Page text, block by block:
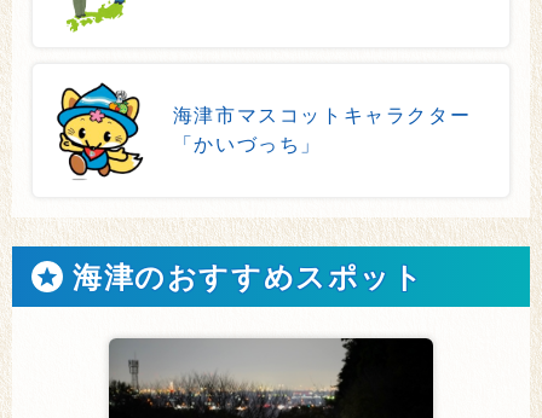
海津市マスコットキャラクター
「かいづっち」
海津のおすすめスポット